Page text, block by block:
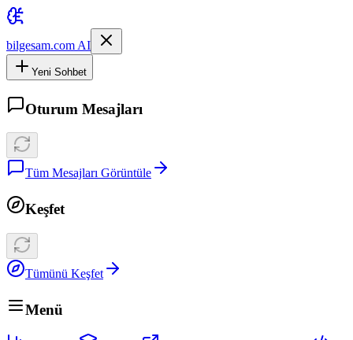
bilgesam.com AI
Yeni Sohbet
Oturum Mesajları
Tüm Mesajları Görüntüle
Keşfet
Tümünü Keşfet
Menü